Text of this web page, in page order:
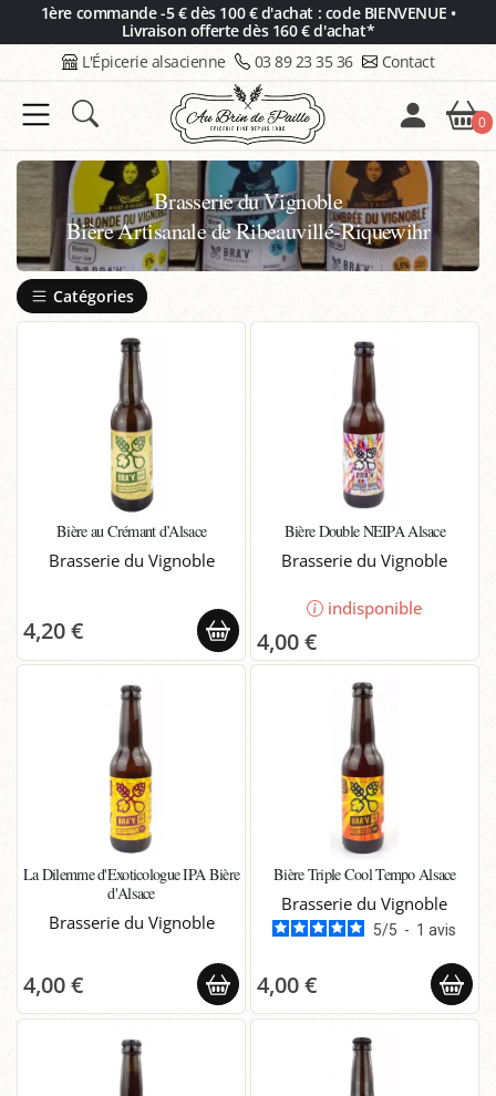
1ère commande -5 € dès 100 € d'achat : code BIENVENUE •
Livraison offerte dès 160 € d'achat*
L'Épicerie alsacienne 03 89 23 35 36 Contact
0
Brasserie du Vignoble
Bière Artisanale de Ribeauvillé-Riquewihr
Catégories
Bière au Crémant d’Alsace
Brasserie du Vignoble
4,20 €
Bière Double NEIPA Alsace
Brasserie du Vignoble
indisponible
4,00 €
La Dilemme d'Exoticologue IPA Bière
d'Alsace
Brasserie du Vignoble
4,00 €
Bière Triple Cool Tempo Alsace
Brasserie du Vignoble
5/5 - 1avis
4,00 €
Panneau de gestion des cookies